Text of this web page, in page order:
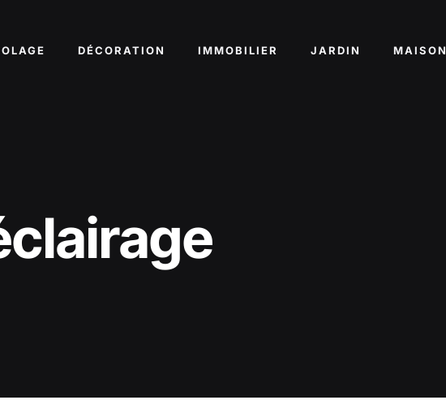
DÉCORATION IMMOBILIER JARDIN MAISON